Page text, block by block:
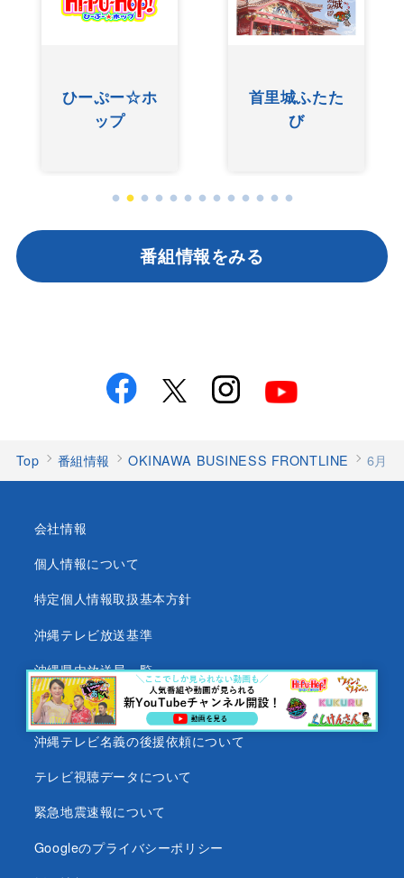
ひーぷー☆ホ
ップ
首里城ふたた
び
番組情報をみる
Top 番組情報 OKINAWA BUSINESS FRONTLINE 6月6
会社情報
個人情報について
特定個人情報取扱基本方針
沖縄テレビ放送基準
沖縄県内放送局一覧
番組審議会
沖縄テレビ名義の後援依頼について
テレビ視聴データについて
緊急地震速報について
Googleのプライバシーポリシー